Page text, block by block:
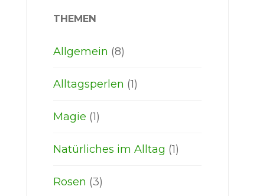
THEMEN
Allgemein (8)
Alltagsperlen (1)
Magie (1)
Natürliches im Alltag (1)
Rosen (3)